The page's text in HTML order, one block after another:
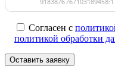
Согласен с
политикой обработки